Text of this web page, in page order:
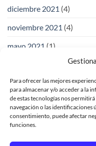
Para ofrecer las mejores
para almacenar y/o acceder a la
de estas tecnologías nos
navegación o las identificaciones
consentimiento, puede afectar
funciones.
diciembre 2021 (4)
noviembre 2021 (4)
mayo 2021 (1)
noviembre 2018(1)
octubre 2018(1)
junio 2018(83)